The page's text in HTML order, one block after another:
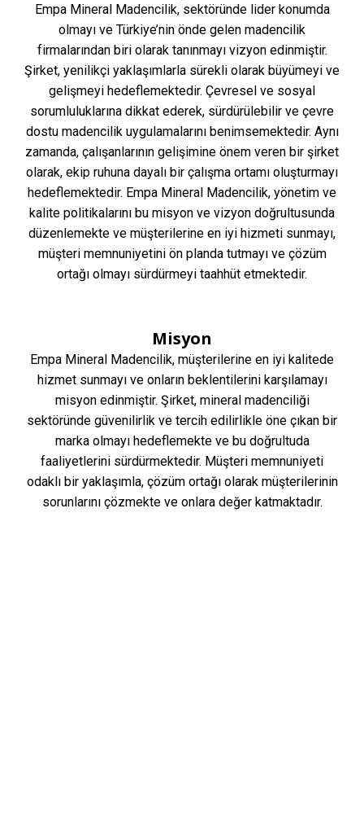
Empa Mineral Madencilik, sektöründe lider konumda
olmayı ve Türkiye’nin önde gelen madencilik
firmalarından biri olarak tanınmayı vizyon edinmiştir.
Şirket, yenilikçi yaklaşımlarla sürekli olarak büyümeyi ve
gelişmeyi hedeflemektedir. Çevresel ve sosyal
sorumluluklarına dikkat ederek, sürdürülebilir ve çevre
dostu madencilik uygulamalarını benimsemektedir. Aynı
zamanda, çalışanlarının gelişimine önem veren bir şirket
olarak, ekip ruhuna dayalı bir çalışma ortamı oluşturmayı
hedeflemektedir. Empa Mineral Madencilik, yönetim ve
kalite politikalarını bu misyon ve vizyon doğrultusunda
düzenlemekte ve müşterilerine en iyi hizmeti sunmayı,
müşteri memnuniyetini ön planda tutmayı ve çözüm
ortağı olmayı sürdürmeyi taahhüt etmektedir.
Misyon
Empa Mineral Madencilik, müşterilerine en iyi kalitede
hizmet sunmayı ve onların beklentilerini karşılamayı
misyon edinmiştir. Şirket, mineral madenciliği
sektöründe güvenilirlik ve tercih edilirlikle öne çıkan bir
marka olmayı hedeflemekte ve bu doğrultuda
faaliyetlerini sürdürmektedir. Müşteri memnuniyeti
odaklı bir yaklaşımla, çözüm ortağı olarak müşterilerinin
sorunlarını çözmekte ve onlara değer katmaktadır.